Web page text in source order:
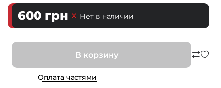
600 грн Нет в наличии
В корзину
Оплата частями